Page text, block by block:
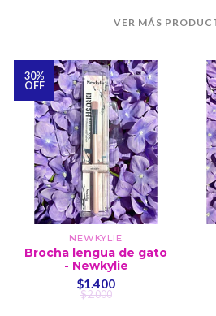
VER MÁS
30%
OFF
NEWKYLIE
Brocha lengua de gato
- Newkylie
$1.400
$2.000